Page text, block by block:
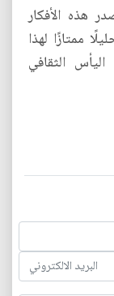
هذه الأفكار
ممتازًا لهذا
الثقافي